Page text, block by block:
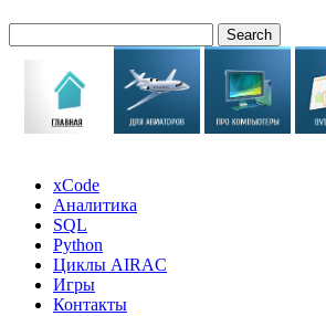
xCode
Аналитика
SQL
Python
Циклы AIRAC
Игры
Контакты